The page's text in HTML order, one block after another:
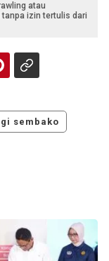
atau
izin tertulis dari
sembako